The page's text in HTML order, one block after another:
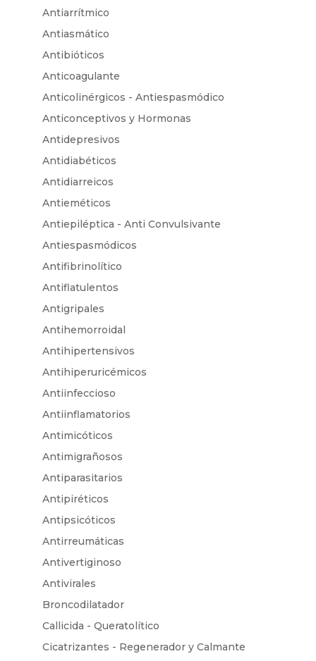
Antiarrítmico
Antiasmático
Antibióticos
Anticoagulante
Anticolinérgicos - Antiespasmódico
Anticonceptivos y Hormonas
Antidepresivos
Antidiabéticos
Antidiarreicos
Antieméticos
Antiepiléptica - Anti Convulsivante
Antiespasmódicos
Antifibrinolítico
Antiflatulentos
Antigripales
Antihemorroidal
Antihipertensivos
Antihiperuricémicos
Antiinfeccioso
Antiinflamatorios
Antimicóticos
Antimigrañosos
Antiparasitarios
Antipiréticos
Antipsicóticos
Antirreumáticas
Antivertiginoso
Antivirales
Broncodilatador
Callicida - Queratolítico
Cicatrizantes - Regenerador y Calmante